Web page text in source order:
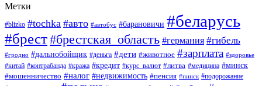
Метки
#blizko #tochka #авто #автобус #барановичи #беларусь
#брест#брестская_область #германия #гибель
#гродно #дальнобойщик #деньга #дети #животное #зарплата #здоровье
#китай #контрабанда #кража #кредит #курс_валют #литва #медицина #минск
#мошенничество #налог #недвижимость #пенсия #пинск #подорожание